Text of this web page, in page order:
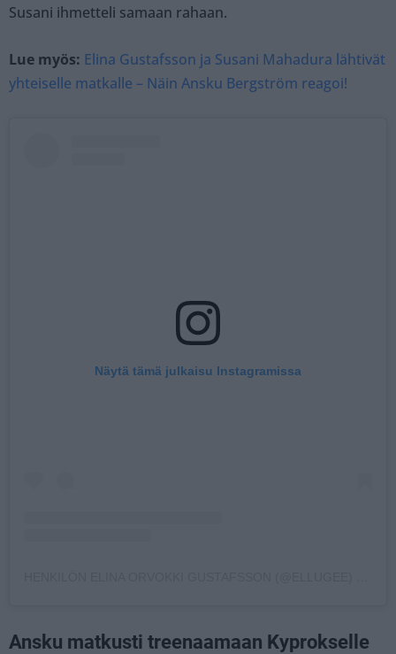
Susani ihmetteli samaan rahaan.
Lue myös: Elina Gustafsson ja Susani Mahadura lähtivät
yhteiselle matkalle – Näin Ansku Bergström reagoi!
Näytä tämä julkaisu Instagramissa
Ansku matkusti treenaamaan Kyprokselle